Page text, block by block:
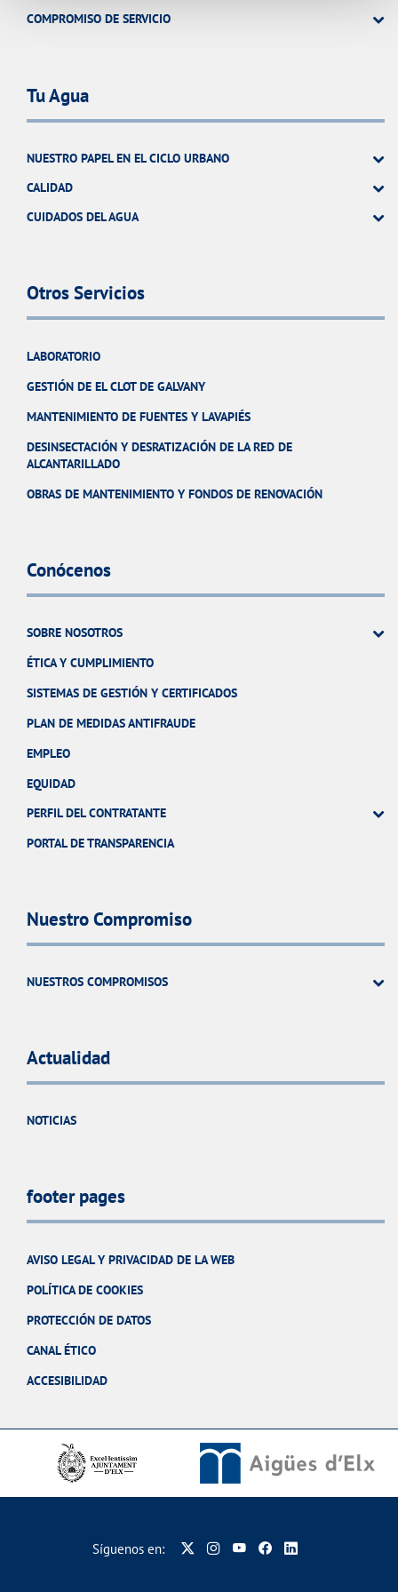
COMPROMISO DE SERVICIO
Tu Agua
NUESTRO PAPEL EN EL CICLO URBANO
CALIDAD
CUIDADOS DEL AGUA
Otros Servicios
LABORATORIO
GESTIÓN DE EL CLOT DE GALVANY
MANTENIMIENTO DE FUENTES Y LAVAPIÉS
DESINSECTACIÓN Y DESRATIZACIÓN DE LA RED DE
ALCANTARILLADO
OBRAS DE MANTENIMIENTO Y FONDOS DE RENOVACIÓN
Conócenos
SOBRE NOSOTROS
ÉTICA Y CUMPLIMIENTO
SISTEMAS DE GESTIÓN Y CERTIFICADOS
PLAN DE MEDIDAS ANTIFRAUDE
EMPLEO
EQUIDAD
PERFIL DEL CONTRATANTE
PORTAL DE TRANSPARENCIA
Nuestro Compromiso
NUESTROS COMPROMISOS
Actualidad
NOTICIAS
footer pages
AVISO LEGAL Y PRIVACIDAD DE LA WEB
POLÍTICA DE COOKIES
PROTECCIÓN DE DATOS
CANAL ÉTICO
ACCESIBILIDAD
Síguenos en: